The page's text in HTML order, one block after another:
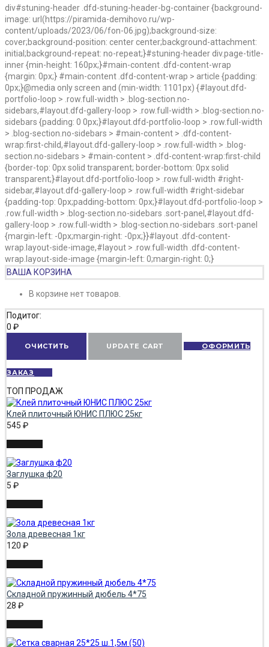
div#stuning-header .dfd-stuning-header-bg-container {background-
image: url(https://piramida-demihovo.ru/wp-
content/uploads/2023/06/fon-06.jpg);background-size:
cover;background-position: center center;background-attachment:
initial;background-repeat: no-repeat;}#stuning-header div.page-title-
inner {min-height: 160px;}#main-content .dfd-content-wrap
{margin: 0px;} #main-content .dfd-content-wrap > article {padding:
0px;}@media only screen and (min-width: 1101px) {#layout.dfd-
portfolio-loop > .row.full-width > .blog-section.no-
sidebars,#layout.dfd-gallery-loop > .row.full-width > .blog-section.no-
sidebars {padding: 0 0px;}#layout.dfd-portfolio-loop > .row.full-width
> .blog-section.no-sidebars > #main-content > .dfd-content-
wrap:first-child,#layout.dfd-gallery-loop > .row.full-width > .blog-
section.no-sidebars > #main-content > .dfd-content-wrap:first-child
{border-top: 0px solid transparent; border-bottom: 0px solid
transparent;}#layout.dfd-portfolio-loop > .row.full-width #right-
sidebar,#layout.dfd-gallery-loop > .row.full-width #right-sidebar
{padding-top: 0px;padding-bottom: 0px;}#layout.dfd-portfolio-loop >
.row.full-width > .blog-section.no-sidebars .sort-panel,#layout.dfd-
gallery-loop > .row.full-width > .blog-section.no-sidebars .sort-panel
{margin-left: -0px;margin-right: -0px;}}#layout .dfd-content-
wrap.layout-side-image,#layout > .row.full-width .dfd-content-
wrap.layout-side-image {margin-left: 0;margin-right: 0;}
ВАША КОРЗИНА
В корзине нет товаров.
Подитог:
0 ₽
ОЧИСТИТЬ UPDATE CART ОФОРМИТЬ
ЗАКАЗ
ТОП ПРОДАЖ
Клей плиточный ЮНИС ПЛЮС 25кг
545 ₽
Заглушка ф20
5 ₽
Зола древесная 1кг
120 ₽
Складной пружинный дюбель 4*75
28 ₽